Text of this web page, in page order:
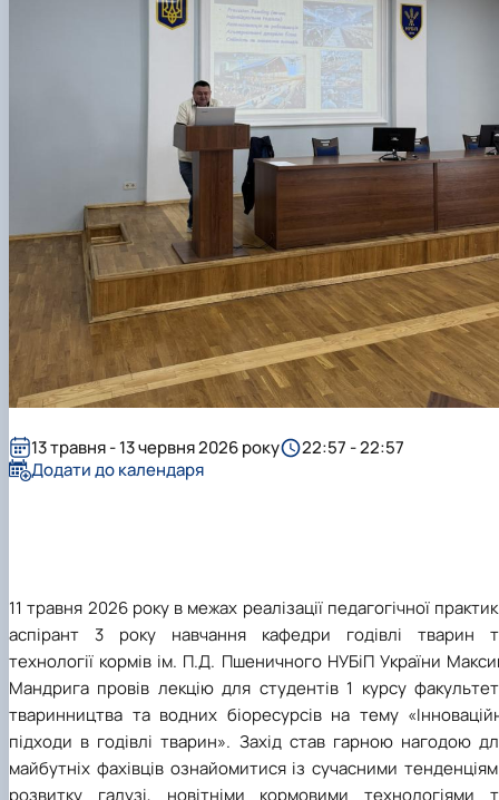
11 травня 2026 року в межах реалізації педагогічної
аспірант 3 року навчання кафедри годівлі тварин
технології кормів ім. П.Д. Пшеничного НУБіП України
Мандрига провів лекцію для студентів 1 курсу
тваринництва та водних біоресурсів на тему
підходи в годівлі тварин». Захід став гарною нагодою
майбутніх фахівців ознайомитися із сучасними
розвитку галузі, новітніми кормовими технологіями
13 травня - 13 червня 2026 року
22:57 - 22:57
Додати до календаря